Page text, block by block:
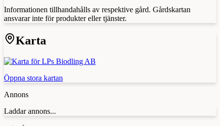
Informationen tillhandahålls av respektive gård. Gårdskartan
ansvarar inte för produkter eller tjänster.
Karta
Öppna stora kartan
Annons
Laddar annons...